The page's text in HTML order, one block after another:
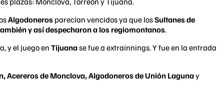
Algodoneros parecían vencidos ya que losSultanes de
y así despecharon a los regiomontanos.
y el juego en Tijuanase fue a extrainnings. Y fue en la entrada
Acereros de Monclova, Algodoneros de Unión Lagunay